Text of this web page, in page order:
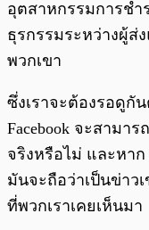
อุตสาหกรรมการชำ
ธุรกรรมระหว่างผู้ส่
พวกเขา
ซึ่งเราจะต้องรอดูกั
Facebook จะสามา
จริงหรือไม่ และหาก
มันจะถือว่าเป็นข่าว
ที่พวกเราเคยเห็นมา